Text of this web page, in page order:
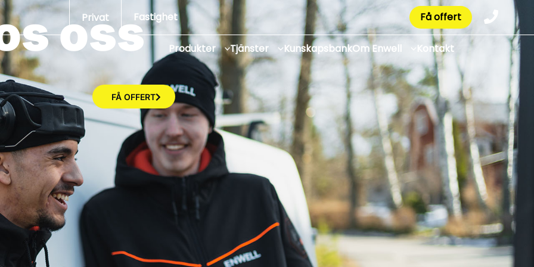
Privat Fastighet Få offert
Produkter Tjänster KunskapsbankOm Enwell Kontakt
oss
FÅ OFFERT